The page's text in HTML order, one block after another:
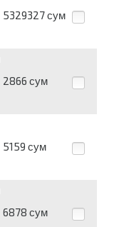
5329327 сум
2866 сум
5159 сум
6878 сум